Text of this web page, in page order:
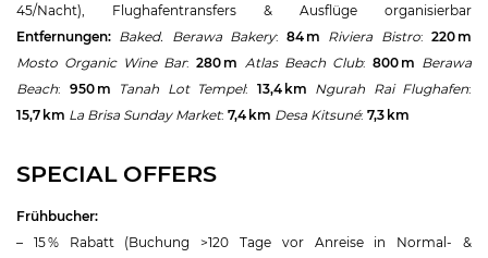
45/Nacht), Flughafentransfers & Ausflüge organisierbar
Entfernungen: Baked. Berawa Bakery:84 m Riviera Bistro:220 m
Mosto Organic Wine Bar:280 m Atlas Beach Club: 800 m Berawa
Beach: 950 m Tanah Lot Tempel: 13,4 km Ngurah Rai Flughafen:
15,7 km La Brisa Sunday Market: 7,4 km Desa Kitsuné: 7,3 km
SPECIAL OFFERS
Frühbucher:
– 15 % Rabatt (Buchung >120 Tage vor Anreise in Normal- &